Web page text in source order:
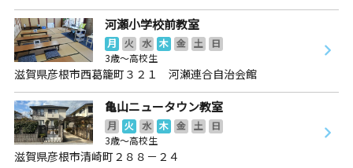
河瀬小学校前教室
月 火 水 木 金 土
日
3歳～高校生
滋賀県彦根市西葛籠町３２１ 河瀬連合自治会館
亀山ニュータウン教室
月 火 水 木 金 土
日
3歳～高校生
滋賀県彦根市清崎町２８８－２４